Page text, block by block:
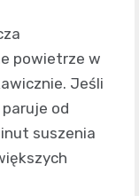
powietrze w
Jeśli
od
suszenia